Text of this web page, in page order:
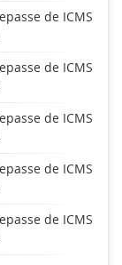
de ICMS
de ICMS
de ICMS
de ICMS
de ICMS